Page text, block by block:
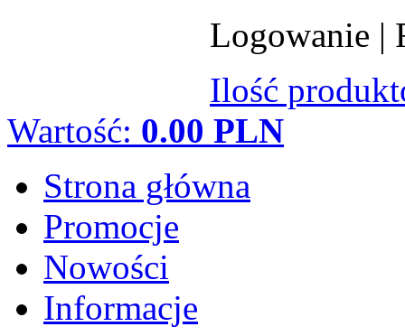
Logowanie |
Ilość
Wartość: 0.00 PLN
Strona główna
Promocje
Nowości
Informacje